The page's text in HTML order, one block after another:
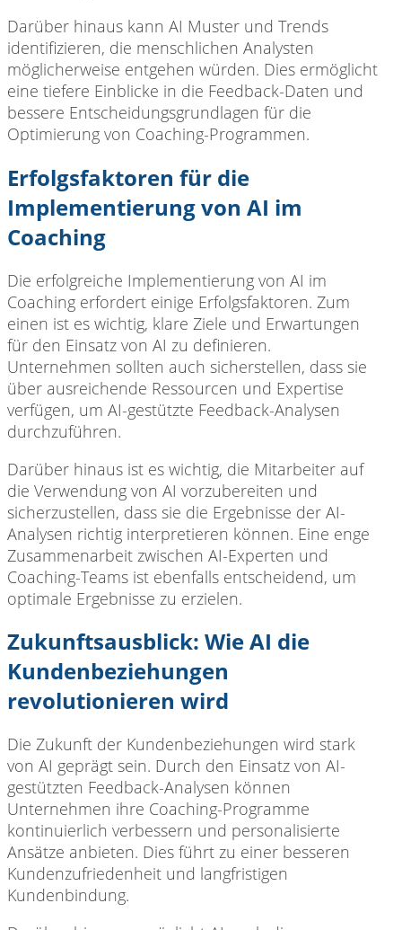
Darüber hinaus kann AI Muster und Trends
identifizieren, die menschlichen Analysten
möglicherweise entgehen würden. Dies ermöglicht
eine tiefere Einblicke in die Feedback-Daten und
bessere Entscheidungsgrundlagen für die
Optimierung von Coaching-Programmen.
Erfolgsfaktoren für die
Implementierung von AI im
Coaching
Die erfolgreiche Implementierung von AI im
Coaching erfordert einige Erfolgsfaktoren. Zum
einen ist es wichtig, klare Ziele und Erwartungen
für den Einsatz von AI zu definieren.
Unternehmen sollten auch sicherstellen, dass sie
über ausreichende Ressourcen und Expertise
verfügen, um AI-gestützte Feedback-Analysen
durchzuführen.
Darüber hinaus ist es wichtig, die Mitarbeiter auf
die Verwendung von AI vorzubereiten und
sicherzustellen, dass sie die Ergebnisse der AI-
Analysen richtig interpretieren können. Eine enge
Zusammenarbeit zwischen AI-Experten und
Coaching-Teams ist ebenfalls entscheidend, um
optimale Ergebnisse zu erzielen.
Zukunftsausblick: Wie AI die
Kundenbeziehungen
revolutionieren wird
Die Zukunft der Kundenbeziehungen wird stark
von AI geprägt sein. Durch den Einsatz von AI-
gestützten Feedback-Analysen können
Unternehmen ihre Coaching-Programme
kontinuierlich verbessern und personalisierte
Ansätze anbieten. Dies führt zu einer besseren
Kundenzufriedenheit und langfristigen
Kundenbindung.